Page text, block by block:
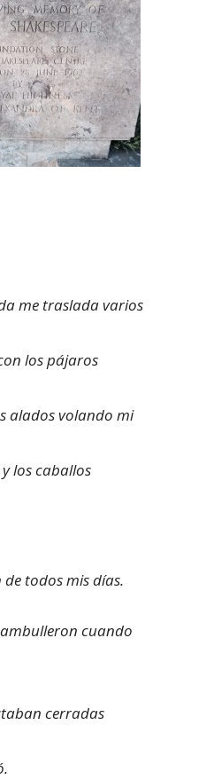
me traslada varios
los pájaros
alados volando mi
los caballos
todos mis días.
cuando
cerradas